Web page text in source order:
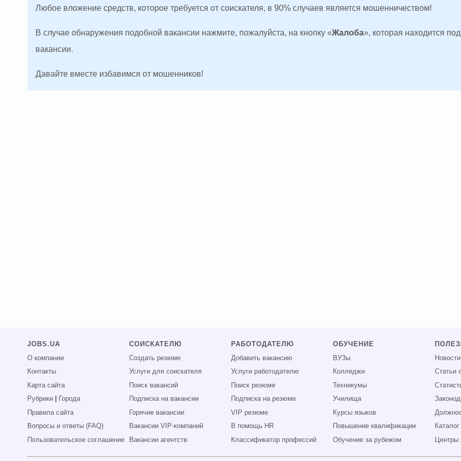
Любое вложение средств, которое требуется от соискателя, в 90% случаев является мошенничеством!
В случае обнаружения подобной вакансии нажмите, пожалуйста, на кнопку «Жалоба», которая находится
вакансии.
Давайте вместе избавимся от мошенников!
JOBS.UA
О компании
Контакты
Карта сайта
Рубрики
Города
Правила сайта
Вопросы и ответы (FAQ)
Пользовательское соглашение
СОИСКАТЕЛЮ
Создать резюме
Услуги для соискателя
Поиск вакансий
Подписка на вакансии
Горячие вакансии
Вакансии VIP-компаний
Вакансии агентств
РАБОТОДАТЕЛЮ
Добавить вакансию
Услуги работодателю
Поиск резюме
Подписка на резюме
VIP резюме
В помощь HR
Классификатор профессий
ОБУЧЕНИЕ
ВУЗы
Колледжи
Техникумы
Училища
Курсы языков
Повышение квалификации
Обучение за рубежом
Статьи